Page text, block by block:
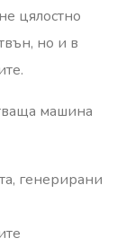
цялостно
но и в
машина
генерирани